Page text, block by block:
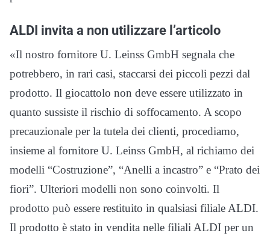
ALDI invita a non utilizzare l’articolo
«Il nostro fornitore U. Leinss GmbH segnala che
potrebbero, in rari casi, staccarsi dei piccoli pezzi dal
prodotto. Il giocattolo non deve essere utilizzato in
quanto sussiste il rischio di soffocamento. A scopo
precauzionale per la tutela dei clienti, procediamo,
insieme al fornitore U. Leinss GmbH, al richiamo dei
modelli “Costruzione”, “Anelli a incastro” e “Prato dei
fiori”. Ulteriori modelli non sono coinvolti. Il
prodotto può essere restituito in qualsiasi filiale ALDI.
Il prodotto è stato in vendita nelle filiali ALDI per un